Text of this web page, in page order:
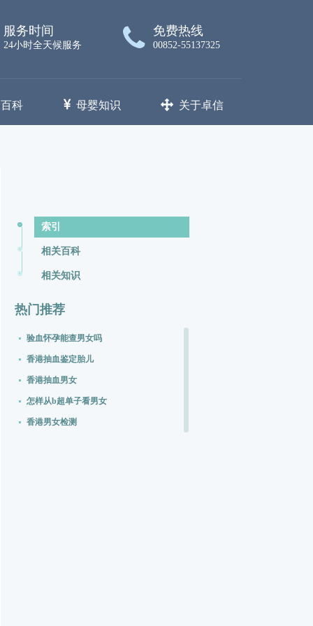
服务时间
24小时全天候服务
免费热线
00852-55137325
科 母婴知识 关于卓信
索引
相关百科
相关知识
热门推荐
验血怀孕能查男女吗
香港抽血鉴定胎儿
香港抽血男女
怎样从b超单子看男女
香港男女检测